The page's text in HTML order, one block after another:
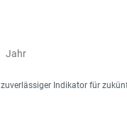
Jahr
Indikator für